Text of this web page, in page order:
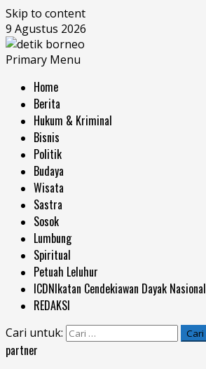
Skip to content
9 Agustus 2026
Primary Menu
Home
Berita
Hukum & Kriminal
Bisnis
Politik
Budaya
Wisata
Sastra
Sosok
Lumbung
Spiritual
Petuah Leluhur
ICDNIkatan Cendekiawan Dayak Nasional
REDAKSI
Cari untuk:
partner